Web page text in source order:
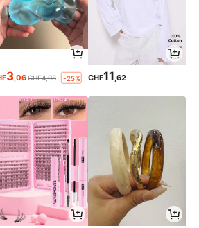
3,06CHF4,08 -25% CHF11 ,62